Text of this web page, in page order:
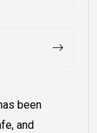
been
and